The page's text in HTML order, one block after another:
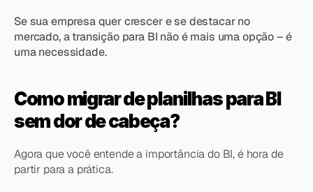
Se sua empresa quer crescer e se destacar no
mercado, a transição para BI não é mais uma opção – é
uma necessidade.
Como migrar de planilhas para BI
sem dor de cabeça?
Agora que você entende a importância do BI, é hora de
partir para a prática.